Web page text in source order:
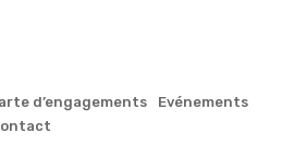
d’engagements
Evénements